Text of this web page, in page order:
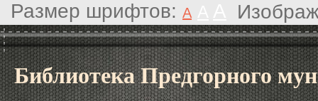
Размер шрифтов: A
Библиотека Предгорного